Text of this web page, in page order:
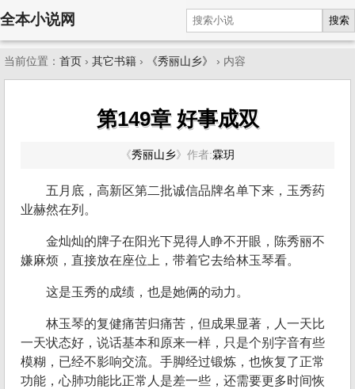
全本小说网 搜索
当前位置： 首页 › 其它书籍 › 《秀丽山乡》 › 内容
第149章 好事成双
《秀丽山乡》 作者:霖玥
五月底，高新区第二批诚信品牌名单下来，玉秀药
业赫然在列。
金灿灿的牌子在阳光下晃得人睁不开眼，陈秀丽不
嫌麻烦，直接放在座位上，带着它去给林玉琴看。
这是玉秀的成绩，也是她俩的动力。
林玉琴的复健痛苦归痛苦，但成果显著，人一天比
一天状态好，说话基本和原来一样，只是个别字音有些
模糊，已经不影响交流。手脚经过锻炼，也恢复了正常
功能，心肺功能比正常人是差一些，还需要更多时间恢